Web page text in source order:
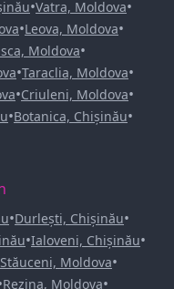
•Vatra, Moldova•
•Leova, Moldova•
Moldova•
•Taraclia, Moldova•
•Criuleni, Moldova•
•Botanica, Chișinău•
•Durlești, Chișinău•
•Ialoveni, Chișinău•
Stăuceni, Moldova•
Rezina, Moldova•